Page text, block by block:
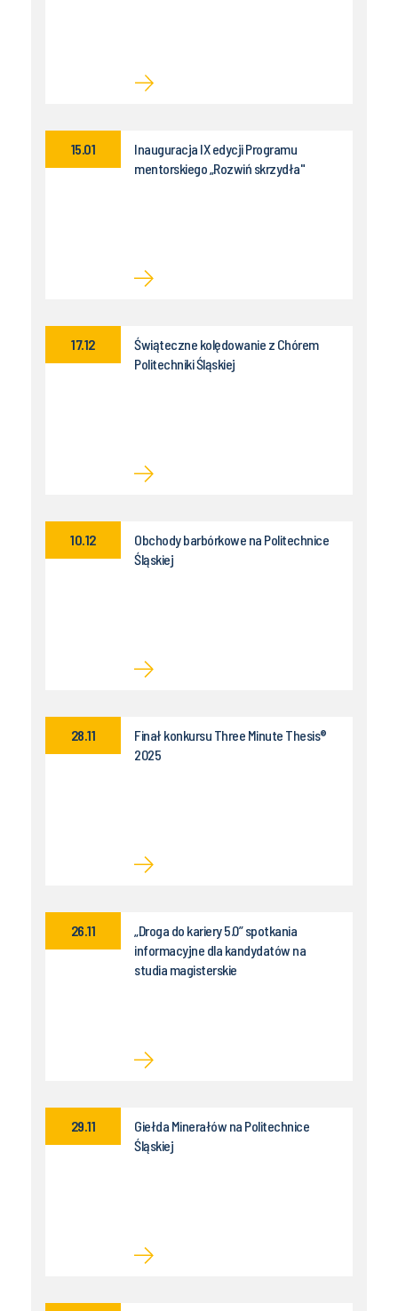
Inauguracja IX edycji Programu
mentorskiego „Rozwiń skrzydła"
15.01
Świąteczne kolędowanie z Chórem
Politechniki Śląskiej
17.12
Obchody barbórkowe na Politechnice
Śląskiej
10.12
Finał konkursu Three Minute Thesis®
2025
28.11
„Droga do kariery 5.0” spotkania
informacyjne dla kandydatów na
studia magisterskie
26.11
Giełda Minerałów na Politechnice
Śląskiej
29.11